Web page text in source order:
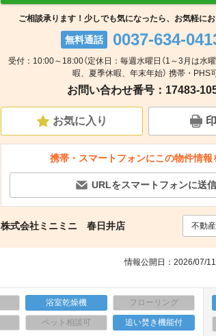
リビング/ダイニング
キッチン 浴室
その他 その他
ご相談承ります！少しでも気になったら、お気軽にお
無料通話 0037-634-
受付：10:00～18:00（定休日：毎週水曜日（1～3月は水
暇、夏季休暇、年末年始） 携帯・PHS
お問い合わせ番号：17483-
お気に入り
携帯・スマートフォンにこの物件情報
URLをスマートフォンに送信
株式会社ミニミニ 春日井店 不動
情報公開日：2026/07/
浴室乾燥機 フローリング
ペット相談可 追い焚き機能付